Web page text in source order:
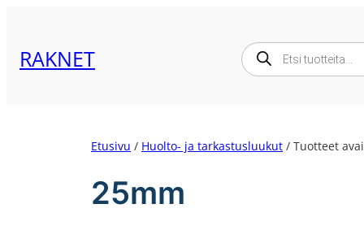
RAKNET Products
search
Etusivu / Huolto- ja tarkastusluukut / Tuotteet
25mm